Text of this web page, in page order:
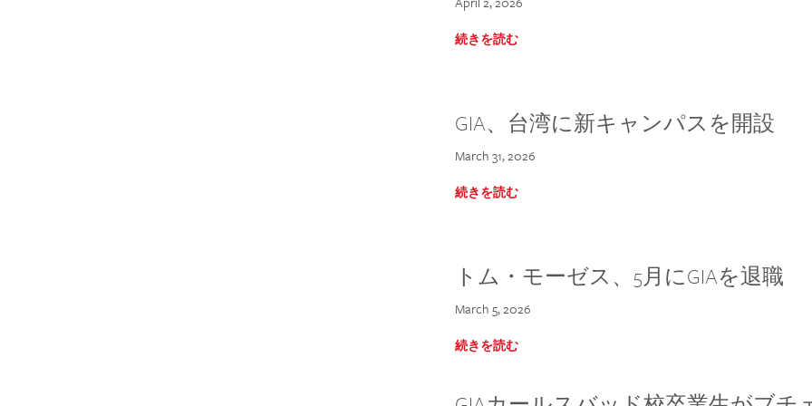
続きを読む
GIA、台湾に新キャンパスを開設
March 31, 2026
続きを読む
トム・モーゼス、5月にGIAを退職
March 5, 2026
続きを読む